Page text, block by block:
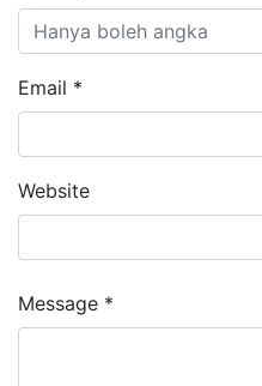
Email *
Website
Message *